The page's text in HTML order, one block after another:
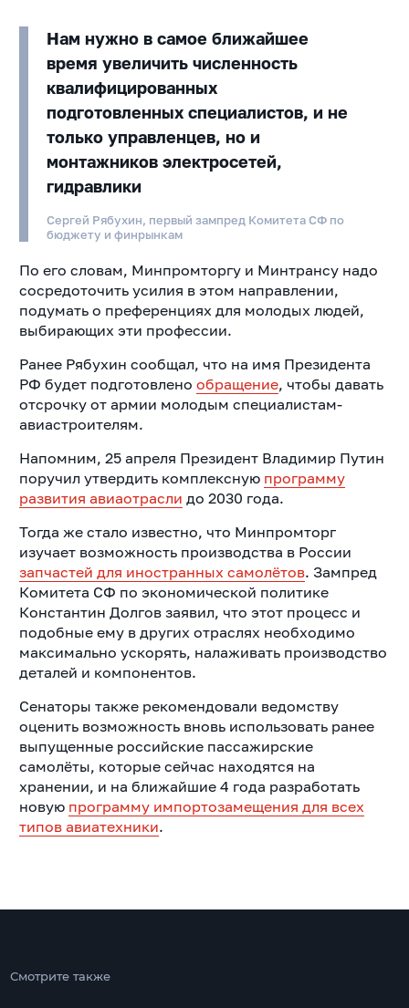
Нам нужно в самое ближайшее
время увеличить численность
квалифицированных
подготовленных специалистов, и не
только управленцев, но и
монтажников электросетей,
гидравлики
Сергей Рябухин, первый зампред Комитета СФ по
бюджету и финрынкам
По его словам, Минпромторгу и Минтрансу надо
сосредоточить усилия в этом направлении,
подумать о преференциях для молодых людей,
выбирающих эти профессии.
Ранее Рябухин сообщал, что на имя Президента
РФ будет подготовлено обращение, чтобы давать
отсрочку от армии молодым специалистам-
авиастроителям.
Напомним, 25 апреля Президент Владимир Путин
поручил утвердить комплексную программу
развития авиаотрасли до 2030 года.
Тогда же стало известно, что Минпромторг
изучает возможность производства в России
запчастей для иностранных самолётов. Зампред
Комитета СФ по экономической политике
Константин Долгов заявил, что этот процесс и
подобные ему в других отраслях необходимо
максимально ускорять, налаживать производство
деталей и компонентов.
Сенаторы также рекомендовали ведомству
оценить возможность вновь использовать ранее
выпущенные российские пассажирские
самолёты, которые сейчас находятся на
хранении, и на ближайшие 4 года разработать
новую программу импортозамещения для всех
типов авиатехники.
Смотрите также